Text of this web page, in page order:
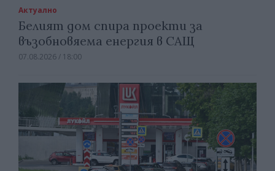
Актуално
Белият дом спира проекти за
възобновяема енергия в САЩ
07.08.2026 / 18:00